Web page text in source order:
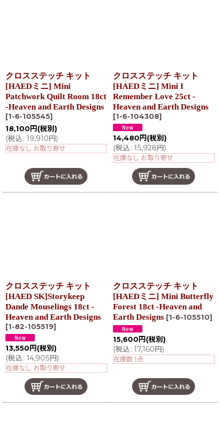
クロスステッチ キット
[HAEDミニ] Mini
Patchwork Quilt Room 18ct
-Heaven and Earth Designs
[1-6-105545]
18,100 円 (税別)
(税込: 19,910円)
在庫なし お取り寄せ
クロスステッチ キット
[HAEDミニ] Mini I
Remember Love 25ct -
Heaven and Earth Designs
[1-6-104308]
14,480 円 (税別)
(税込: 15,928円)
在庫なし お取り寄せ
クロスステッチ キット
[HAED SK]Storykeep
Dande Mouselings 18ct -
Heaven and Earth Designs
[1-82-105519]
13,550 円 (税別)
(税込: 14,905円)
在庫なし お取り寄せ
クロスステッチ キット
[HAEDミニ] Mini Butterfly
Forest 18ct -Heaven and
Earth Designs [1-6-105510]
15,600 円 (税別)
(税込: 17,160円)
在庫数 1点